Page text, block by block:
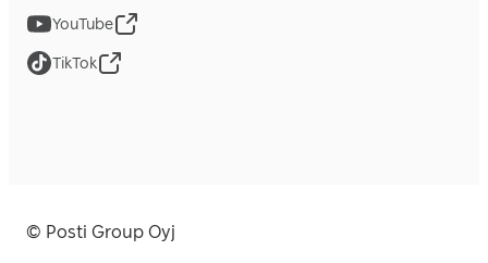
YouTube
TikTok
© Posti Group Oyj